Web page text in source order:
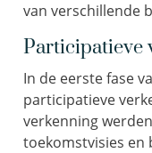
van verschillende
Participatieve
In de eerste fase
participatieve
verkenning
toekomstvisies en